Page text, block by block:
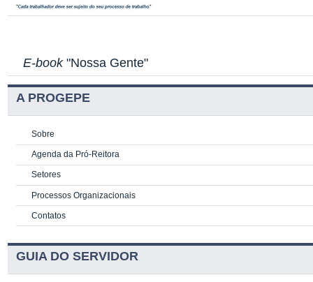
E-book"Nossa Gente"
A PROGEPE
Sobre
Agenda da Pró-Reitora
Setores
Processos Organizacionais
Contatos
GUIA DO SERVIDOR